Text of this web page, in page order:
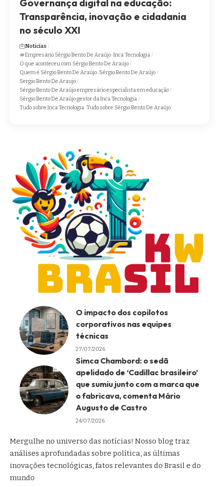
Governança digital na educação:
Transparência, inovação e cidadania
no século XXI
Noticias
Empresário Sérgio Bento De Araújo Inca Tecnologia
O que aconteceu com Sérgio Bento De Araújo
Quem é Sérgio Bento De Araújo Sérgio Bento De Araújo
Sergio Bento De Araujo
Sérgio Bento De Araújo empresário especialista em educação
Sérgio Bento De Araújo gestor da Inca Tecnologia
Tudo sobre Inca Tecnologia Tudo sobre Sérgio Bento De Araújo
O impacto dos copilotos
corporativos nas equipes
técnicas
27/07/2026
Simca Chambord: o sedã
apelidado de ‘Cadillac brasileiro’
que sumiu junto com a marca que
o fabricava, comenta Mário
Augusto de Castro
24/07/2026
Mergulhe no universo das notícias! Nosso blog traz
análises aprofundadas sobre política, as últimas
inovações tecnológicas, fatos relevantes do Brasil e do
mundo